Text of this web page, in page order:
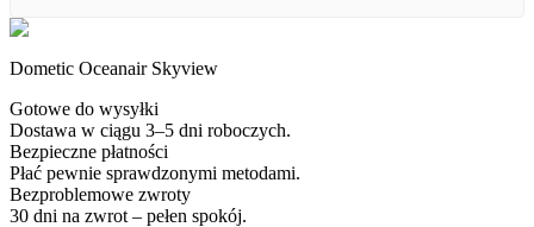
Dometic Oceanair Skyview
Gotowe do wysyłki
Dostawa w ciągu 3–5 dni roboczych.
Bezpieczne płatności
Płać pewnie sprawdzonymi metodami.
Bezproblemowe zwroty
30 dni na zwrot – pełen spokój.